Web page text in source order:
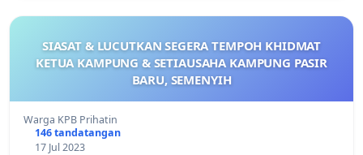
SIASAT & LUCUTKAN SEGERA TEMPOH KHIDMAT
KETUA KAMPUNG & SETIAUSAHA KAMPUNG PASIR
BARU, SEMENYIH
Warga KPB Prihatin
146 tandatangan
17 Jul 2023